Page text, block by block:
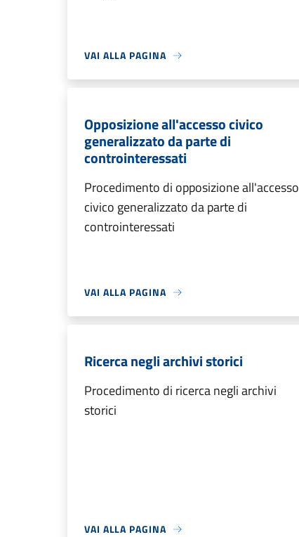
VAI ALLA PAGINA
Opposizione all'accesso civico
generalizzato da parte di
controinteressati
Procedimento di opposizione all'accesso
civico generalizzato da parte di
controinteressati
VAI ALLA PAGINA
Ricerca negli archivi storici
Procedimento di ricerca negli archivi
storici
VAI ALLA PAGINA